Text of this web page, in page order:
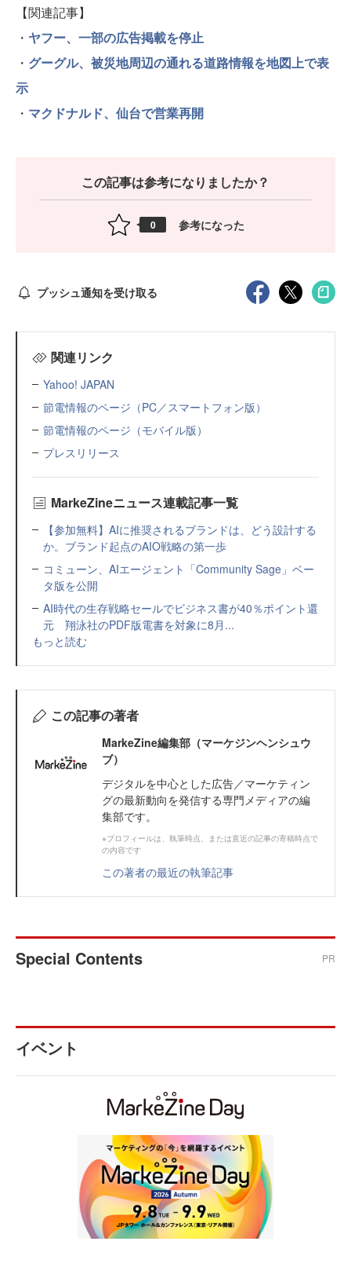
【関連記事】
・ ヤフー、一部の広告掲載を停止
・ グーグル、被災地周辺の通れる道路情報を地図上で表
示
・ マクドナルド、仙台で営業再開
この記事は参考になりましたか？
0 参考になった
プッシュ通知を受け取る
関連リンク
Yahoo! JAPAN
節電情報のページ（PC／スマートフォン版）
節電情報のページ（モバイル版）
プレスリリース
MarkeZineニュース連載記事一覧
【参加無料】AIに推奨されるブランドは、どう設計する
か。ブランド起点のAIO戦略の第一歩
コミューン、AIエージェント「Community Sage」ベー
タ版を公開
AI時代の生存戦略セールでビジネス書が40％ポイント還
元 翔泳社のPDF版電書を対象に8月...
もっと読む
この記事の著者
MarkeZine編集部（マーケジンヘンシュウ
ブ）
デジタルを中心とした広告／マーケティン
グの最新動向を発信する専門メディアの編
集部です。
※プロフィールは、執筆時点、または直近の記事の寄稿時点で
の内容です
この著者の最近の執筆記事
Special Contents PR
イベント